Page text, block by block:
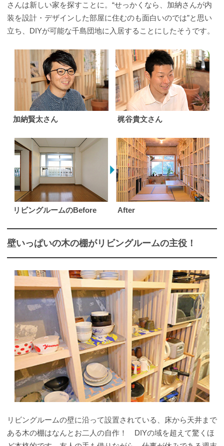
さんは新しい家を探すことに。“せっかくなら、加納さんが内
装を設計・デザインした部屋に住むのも面白いのでは”と思い
立ち、DIYが可能な千島団地に入居することにしたそうです。
加納賢太さん 梶谷貴文さん
リビングルームのBefore After
壁いっぱいの木の棚がリビングルームの主役！
リビングルームの壁に沿って設置されている、床から天井まで
ある木の棚はなんとお二人の自作！ DIYの域を超えて驚くほ